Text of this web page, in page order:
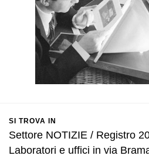
SI TROVA IN
Settore NOTIZIE / Registro
Laboratori e uffici in via